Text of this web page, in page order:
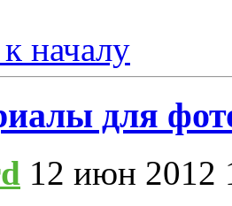
началу
для
12 июн 2012